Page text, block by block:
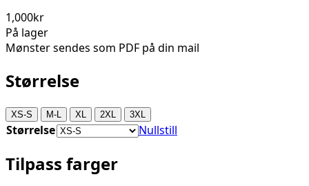
1,000kr
På lager
Mønster sendes som PDF på din mail
Størrelse
XS-S M-L XL 2XL 3XL
Størrelse Nullstill
Tilpass farger